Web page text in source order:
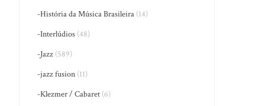
-História da Música Brasileira (14)
-Interlúdios (48)
-Jazz (589)
-jazz fusion (11)
-Klezmer / Cabaret (6)